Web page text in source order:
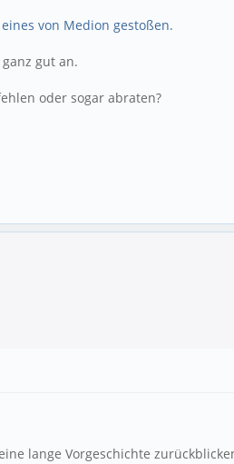
von Medion gestoßen.
gut an.
oder sogar abraten?
lange Vorgeschichte